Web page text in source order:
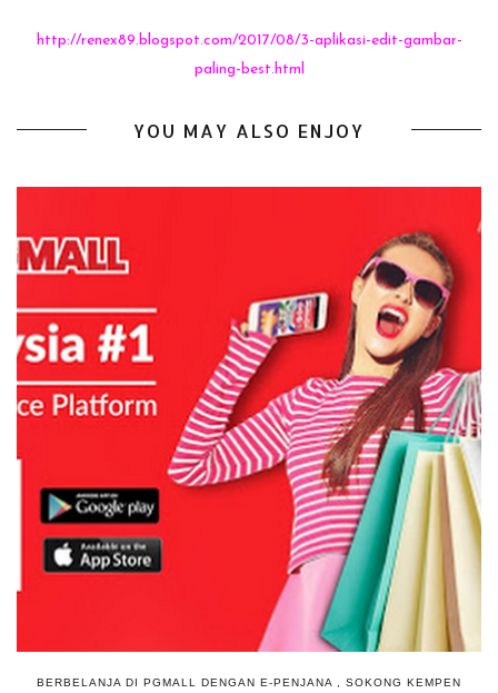
http://renex89.blogspot.com/2017/08/3-aplikasi-edit-gambar-
paling-best.html
YOU MAY ALSO ENJOY
BERBELANJA DI PGMALL DENGAN E-PENJANA , SOKONG KEMPEN